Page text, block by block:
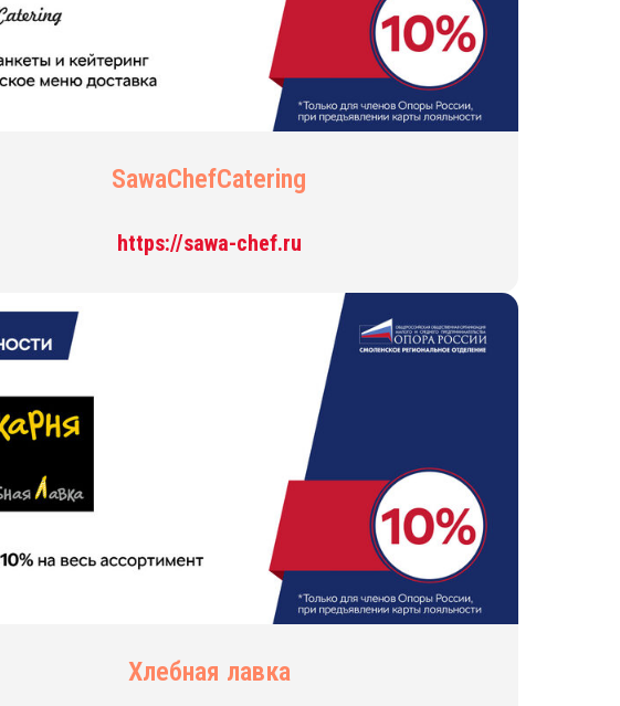
SawaChefCatering
https://sawa-chef.ru
Хлебная лавка